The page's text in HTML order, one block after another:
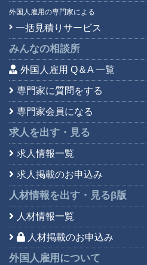
外国人雇用の専門家による
一括見積りサービス
みんなの相談所
外国人雇用 Q＆A 一覧
専門家に質問をする
専門家会員になる
求人を出す・見る
求人情報一覧
求人掲載のお申込み
人材情報を出す・見るβ版
人材情報一覧
人材掲載のお申込み
外国人雇用について